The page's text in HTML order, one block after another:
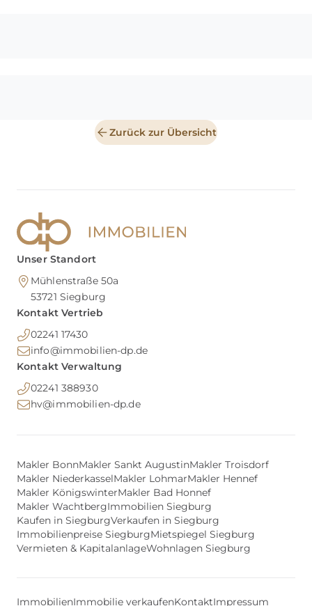
Zurück zur Übersicht
Unser Standort
Mühlenstraße 50a
53721 Siegburg
Kontakt Vertrieb
02241 17430
info@immobilien-dp.de
Kontakt Verwaltung
02241 388930
hv@immobilien-dp.de
Makler BonnMakler Sankt AugustinMakler Troisdorf
Makler NiederkasselMakler LohmarMakler Hennef
Makler KönigswinterMakler Bad Honnef
Makler WachtbergImmobilien Siegburg
Kaufen in SiegburgVerkaufen in Siegburg
Immobilienpreise SiegburgMietspiegel Siegburg
Vermieten & KapitalanlageWohnlagen Siegburg
ImmobilienImmobilie verkaufenKontaktImpressum